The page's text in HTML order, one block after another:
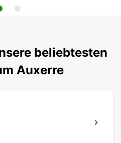
beliebtesten
Auxerre